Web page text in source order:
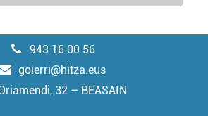
943 16 00 56
goierri@hitza.eus
32 – BEASAIN